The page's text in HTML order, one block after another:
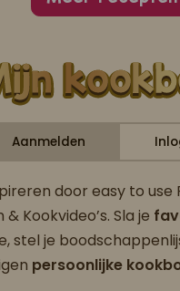
Aanmelden
door easy to use
Kookvideo’s. Sla je
stel je
persoonlijke